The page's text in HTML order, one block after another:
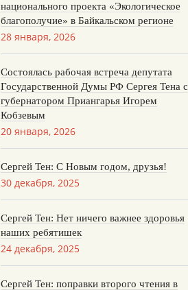
национального проекта «Экологическое
благополучие» в Байкальском регионе
28 января, 2026
Состоялась рабочая встреча депутата
Государственной Думы РФ Сергея Тена с
губернатором Приангарья Игорем
Кобзевым
20 января, 2026
Сергей Тен: С Новым годом, друзья!
30 декабря, 2025
Сергей Тен: Нет ничего важнее здоровья
наших ребятишек
24 декабря, 2025
Сергей Тен: поправки второго чтения в